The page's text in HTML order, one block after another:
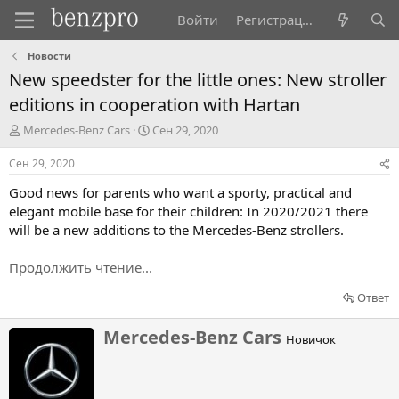
Войти Регистрация
Новости
New speedster for the little ones: New stroller
editions in cooperation with Hartan
А
в
т
о
р
т
е
Mercedes-Benz Cars
Д
а
а
н
а
ч
Сен 29, 2020
Сен 29, 2020
Good news for parents who want a sporty, practical and
elegant mobile base for their children: In 2020/2021 there
will be a new additions to the Mercedes-Benz strollers.
Продолжить чтение...
Ответ
Н
аMercedes-Benz Cars Новичок